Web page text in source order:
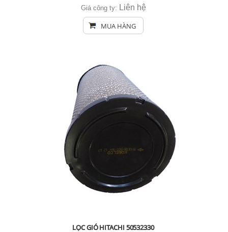
Giá công ty: Liên hệ
MUA HÀNG
LỌC GIÓ HITACHI 50532330